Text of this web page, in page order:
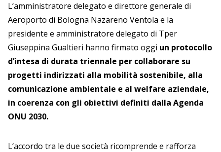
L’amministratore delegato e direttore generale di
Aeroporto di Bologna Nazareno Ventola e la
presidente e amministratore delegato di Tper
Giuseppina Gualtieri hanno firmato oggi un protocollo
d’intesa di durata triennale per collaborare su
progetti indirizzati alla mobilità sostenibile, alla
comunicazione ambientale e al welfare aziendale,
in coerenza con gli obiettivi definiti dalla Agenda
ONU 2030.
L’accordo tra le due società ricomprende e rafforza